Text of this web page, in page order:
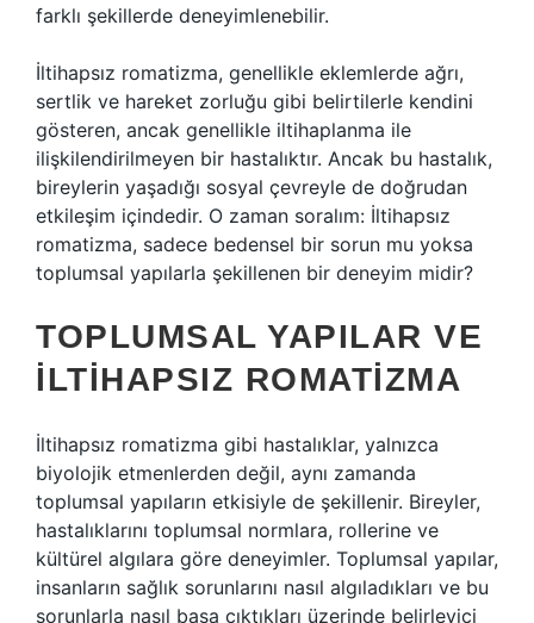
farklı şekillerde deneyimlenebilir.
İltihapsız romatizma, genellikle eklemlerde ağrı,
sertlik ve hareket zorluğu gibi belirtilerle kendini
gösteren, ancak genellikle iltihaplanma ile
ilişkilendirilmeyen bir hastalıktır. Ancak bu hastalık,
bireylerin yaşadığı sosyal çevreyle de doğrudan
etkileşim içindedir. O zaman soralım: İltihapsız
romatizma, sadece bedensel bir sorun mu yoksa
toplumsal yapılarla şekillenen bir deneyim midir?
TOPLUMSAL YAPILAR VE
İLTIHAPSIZ ROMATIZMA
İltihapsız romatizma gibi hastalıklar, yalnızca
biyolojik etmenlerden değil, aynı zamanda
toplumsal yapıların etkisiyle de şekillenir. Bireyler,
hastalıklarını toplumsal normlara, rollerine ve
kültürel algılara göre deneyimler. Toplumsal yapılar,
insanların sağlık sorunlarını nasıl algıladıkları ve bu
sorunlarla nasıl başa çıktıkları üzerinde belirleyici